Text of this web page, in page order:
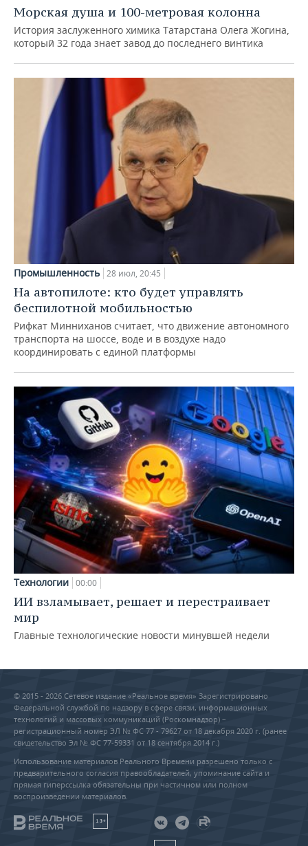
Морская душа и 100-метровая колонна
История заслуженного химика Татарстана Олега Жогина,
который 32 года знает завод до последнего винтика
Промышленность 28 июл, 20:45
На автопилоте: кто будет управлять
беспилотной мобильностью
Рифкат Минниханов считает, что движение автономного
транспорта на шоссе, воде и в воздухе надо
координировать с единой платформы
Технологии 00:00
ИИ взламывает, решает и перестраивает
мир
Главные технологические новости минувшей недели
© 2015 - 2026 Сетевое издание «Реальное время» Зарегистрировано
Федеральной службой по надзору в сфере связи, информационных
технологий и массовых коммуникаций (Роскомнадзор) –
регистрационный номер ЭЛ № ФС 77 - 79627 от 18 декабря 2020 г. (ранее
свидетельство Эл № ФС 77-59331 от 18 сентября 2014 г.)
Использование материалов Реального Времени разрешено только с
предварительного согласия правообладателей, упоминание сайта и
прямая гиперссылка обязательны при частичном или полном
воспроизведении материалов.
18+